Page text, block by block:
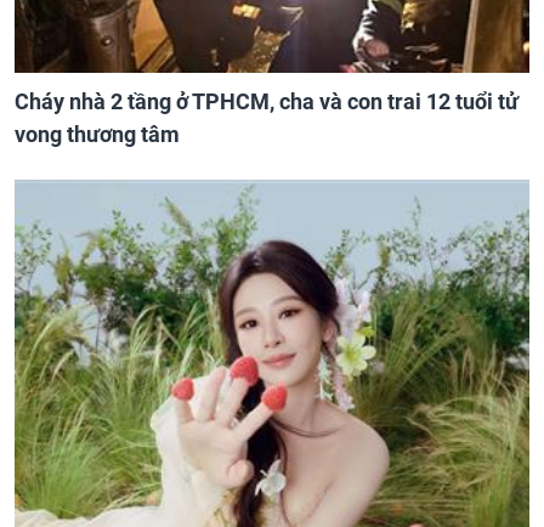
Cháy nhà 2 tầng ở TPHCM, cha và con trai 12 tuổi tử
vong thương tâm